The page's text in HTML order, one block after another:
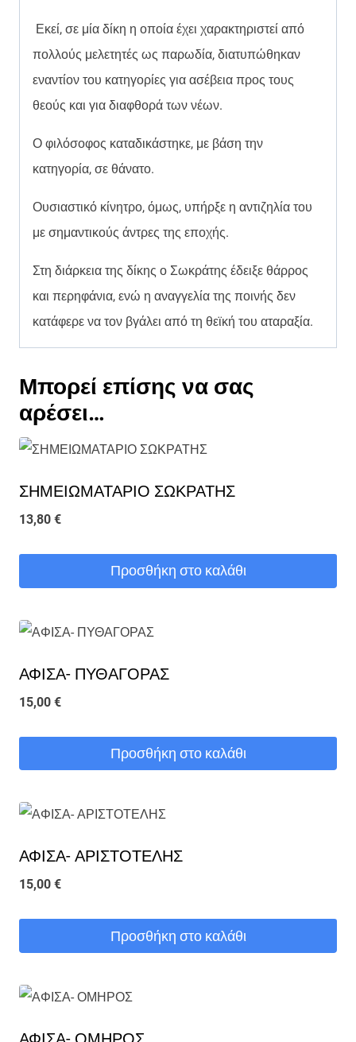
Εκεί, σε μία δίκη η οποία έχει χαρακτηριστεί από
πολλούς μελετητές ως παρωδία, διατυπώθηκαν
εναντίον του κατηγορίες για ασέβεια προς τους
θεούς και για διαφθορά των νέων.
Ο φιλόσοφος καταδικάστηκε, με βάση την
κατηγορία, σε θάνατο.
Ουσιαστικό κίνητρο, όμως, υπήρξε η αντιζηλία του
με σημαντικούς άντρες της εποχής.
Στη διάρκεια της δίκης ο Σωκράτης έδειξε θάρρος
και περηφάνια, ενώ η αναγγελία της ποινής δεν
κατάφερε να τον βγάλει από τη θεϊκή του αταραξία.
Μπορεί επίσης να σας
αρέσει…
ΣΗΜΕΙΩΜΑΤΑΡΙΟ ΣΩΚΡΑΤΗΣ
13,80 €
Προσθήκη στο καλάθι
ΑΦΙΣΑ- ΠΥΘΑΓΟΡΑΣ
15,00 €
Προσθήκη στο καλάθι
ΑΦΙΣΑ- ΑΡΙΣΤΟΤΕΛΗΣ
15,00 €
Προσθήκη στο καλάθι